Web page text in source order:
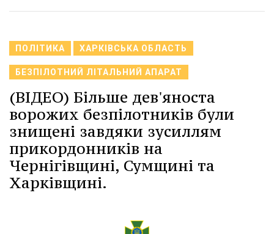
ПОЛІТИКА ХАРКІВСЬКА ОБЛАСТЬ
БЕЗПІЛОТНИЙ ЛІТАЛЬНИЙ АПАРАТ
(ВІДЕО) Більше дев'яноста
ворожих безпілотників були
знищені завдяки зусиллям
прикордонників на
Чернігівщині, Сумщині та
Харківщині.